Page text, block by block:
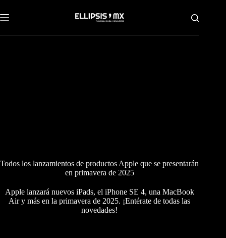
al
contenido
Todos los lanzamientos de productos Apple que se presentarán
en primavera de 2025
Apple lanzará nuevos iPads, el iPhone SE 4, una MacBook
Air y más en la primavera de 2025. ¡Entérate de todas las
novedades!